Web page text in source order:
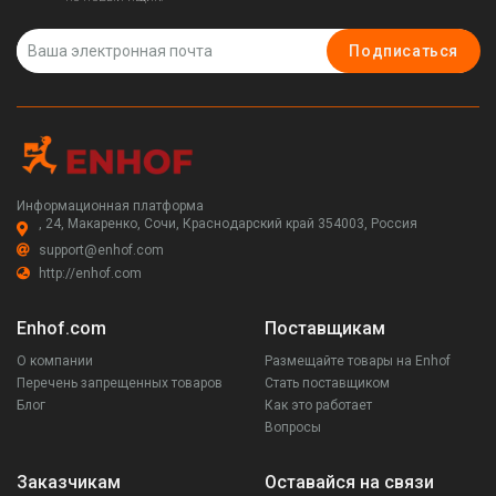
Подписаться
Информационная платформа
, 24, Макаренко, Сочи, Краснодарский край 354003, Россия
support@enhof.com
http://enhof.com
Enhof.com
О компании
Перечень запрещенных товаров
Блог
Поставщикам
Размещайте товары на Enhof
Стать поставщиком
Как это работает
Вопросы
Заказчикам Оставайся на связи